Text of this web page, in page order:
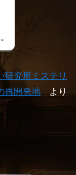
研究所ミステリ
再開発地 より